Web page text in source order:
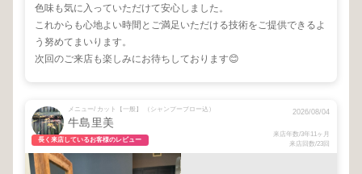
色味も気に入っていただけて安心しました。
これからも心地よい時間とご満足いただける技術をご提供できるよ
う努めてまいります。
次回のご来店も楽しみにお待ちしております😊
メニュー/ カット【一般】 （シャンプーブロー込）
牛島里美
長く来店しているお客様のレビュー
2026/08/04
来店年数/3年11ヶ月
来店回数/23回